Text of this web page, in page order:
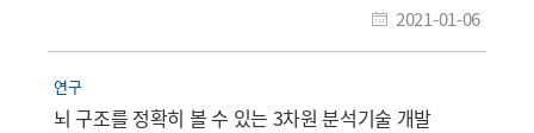
2021-01-06
연구
뇌 구조를 정확히 볼 수 있는 3차원 분석기술 개발